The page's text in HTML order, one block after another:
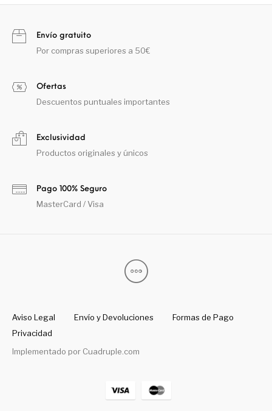
Envío gratuito
Por compras superiores a 50€
Ofertas
Descuentos puntuales importantes
Exclusividad
Productos originales y únicos
Pago 100% Seguro
MasterCard / Visa
Aviso Legal Envío y Devoluciones
Formas de Pago
Privacidad
Implementado por Cuadruple.com